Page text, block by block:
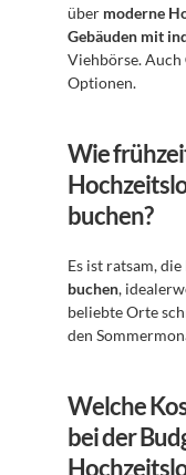
über moderne
Gebäuden mit
Viehbörse. Auch
Optionen.
Wie
buchen?
Es ist ratsam, die
buchen,
beliebte Orte
den
Welche
bei der